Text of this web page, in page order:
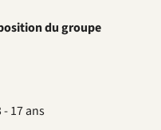
du groupe
- 17 ans